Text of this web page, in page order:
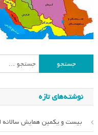
جستجو
برای:
نوشته‌های تازه
بیست و یکمین همایش سالانه